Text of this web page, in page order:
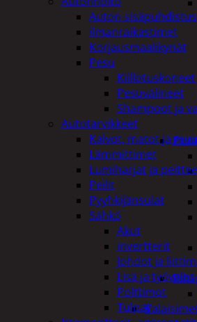
Auton sisäpuhdistus
ilmanraikastimet
Korjausmaalikynät
Pesu
Pesuvälineet
Shampoot ja
Autotarvikkeet
Kalvot, matot ja
Lämmittimet
Lumiharjat ja
Peilit
Pyyhkijänsulat
Sähkö
Akut
invertterit
Johdot ja
Lisä ja työvalot
Polttimot
Tulpat